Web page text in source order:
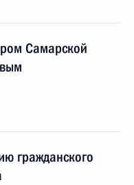
Самарской
гражданского